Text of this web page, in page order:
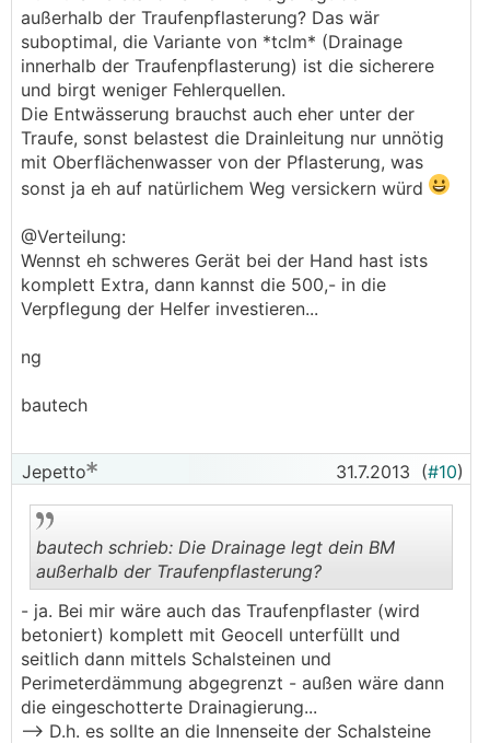
außerhalb der Traufenpflasterung? Das wär
suboptimal, die Variante von *tclm* (Drainage
innerhalb der Traufenpflasterung) ist die sicherere
und birgt weniger Fehlerquellen.
Die Entwässerung brauchst auch eher unter der
Traufe, sonst belastest die Drainleitung nur unnötig
mit Oberflächenwasser von der Pflasterung, was
sonst ja eh auf natürlichem Weg versickern würd
@Verteilung:
Wennst eh schweres Gerät bei der Hand hast ists
komplett Extra, dann kannst die 500,- in die
Verpflegung der Helfer investieren...
ng
bautech
Jepetto 31.7.2013 (#10)
.
bautech schrieb: Die Drainage legt dein BM
außerhalb der Traufenpflasterung?
- ja. Bei mir wäre auch das Traufenpflaster (wird
betoniert) komplett mit Geocell unterfüllt und
seitlich dann mittels Schalsteinen und
Perimeterdämmung abgegrenzt - außen wäre dann
die eingeschotterte Drainagierung...
--> D.h. es sollte an die Innenseite der Schalsteine